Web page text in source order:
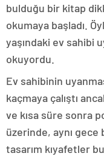
bulduğu bir kitap
okumaya başladı.
yaşındaki ev sahibi
okuyordu.
Ev sahibinin
kaçmaya çalıştı
ve kısa süre sonra
üzerinde, aynı gece
tasarım kıyafetler